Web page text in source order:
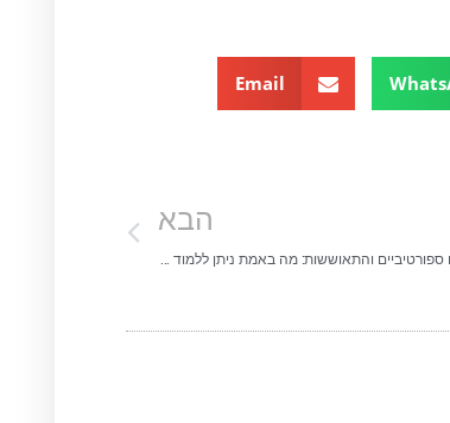
Email
הבא